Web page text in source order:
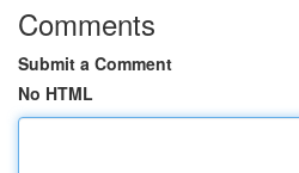
Comments
Submit a Comment
No HTML